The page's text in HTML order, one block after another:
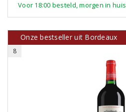
Voor 18:00 besteld, morgen in huis
Onze bestseller uit Bordeaux
8